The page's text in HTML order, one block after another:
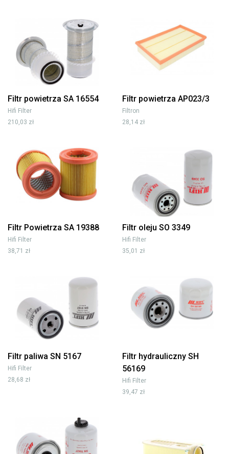
Filtr powietrza SA 16554
Hifi Filter
210,03 zł
Filtr powietrza AP023/3
Filtron
28,14 zł
Filtr Powietrza SA 19388
Hifi Filter
38,71 zł
Filtr oleju SO 3349
Hifi Filter
35,01 zł
Filtr paliwa SN 5167
Hifi Filter
28,68 zł
Filtr hydrauliczny SH
56169
Hifi Filter
39,47 zł